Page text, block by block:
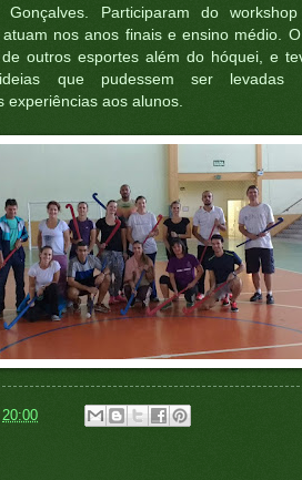
Gonçalves. Participaram do
nos anos finais e ensino médio.
outros esportes além do hóquei, e
que pudessem ser
experiências aos alunos.
20:00